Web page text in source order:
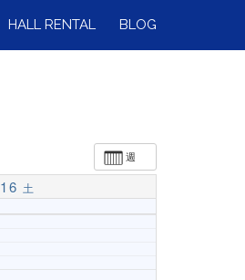
HALL RENTAL BLOG
週
16 土